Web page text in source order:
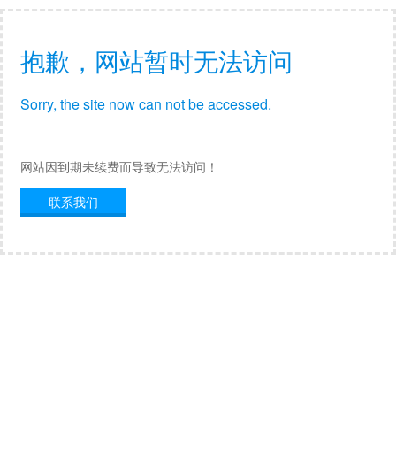
抱歉，网站暂时无法访问
Sorry, the site now can not be accessed.
网站因到期未续费而导致无法访问！
联系我们